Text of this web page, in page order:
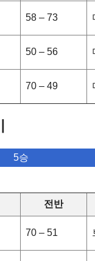
58 – 73
50 – 56
70 – 49
5승
전반
70 – 51